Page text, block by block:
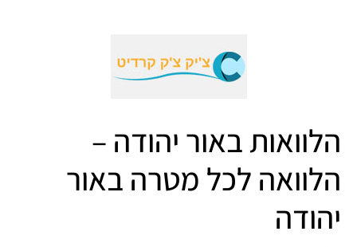
הלוואות באור יהודה –
הלוואה לכל מטרה באור
יהודה